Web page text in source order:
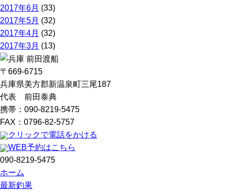
2017年6月 (33)
2017年5月 (32)
2017年4月 (32)
2017年3月 (13)
〒669-6715
兵庫県美方郡新温泉町三尾187
代表 前田泰典
携帯：090-8219-5475
FAX：0796-82-5757
クリックで電話をかける
WEB予約はこちら
090-8219-5475
ホーム
最新釣果